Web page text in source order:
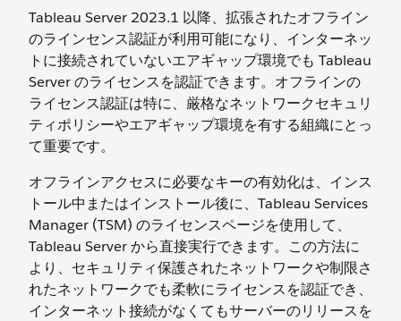
Tableau Server 2023.1 以降、拡張されたオフライン
のラインセンス認証が利用可能になり、インターネッ
トに接続されていないエアギャップ環境でも Tableau
Server のライセンスを認証できます。オフラインの
ライセンス認証は特に、厳格なネットワークセキュリ
ティポリシーやエアギャップ環境を有する組織にとっ
て重要です。
オフラインアクセスに必要なキーの有効化は、インス
トール中またはインストール後に、Tableau Services
Manager (TSM) のライセンスページを使用して、
Tableau Server から直接実行できます。この方法に
より、セキュリティ保護されたネットワークや制限さ
れたネットワークでも柔軟にライセンスを認証でき、
インターネット接続がなくてもサーバーのリリースを